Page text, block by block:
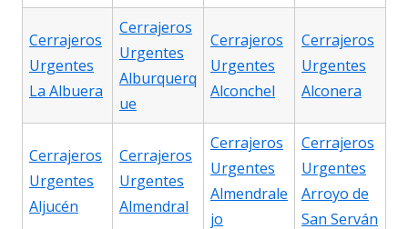
Cerrajeros
Urgentes
La Albuera
Cerrajeros
Urgentes
Alburquerq
ue
Cerrajeros
Urgentes
Alconchel
Cerrajeros
Urgentes
Alconera
Cerrajeros
Urgentes
Aljucén
Cerrajeros
Urgentes
Almendral
Cerrajeros
Urgentes
Almendrale
jo
Cerrajeros
Urgentes
Arroyo de
San Serván